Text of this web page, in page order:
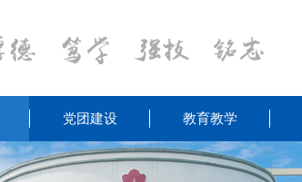
党团建设 教育教学